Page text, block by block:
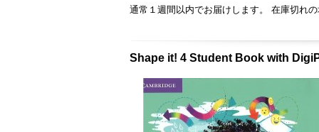
通常１週間以内でお届けします。 在庫切れ
Shape it! 4 Student Book with